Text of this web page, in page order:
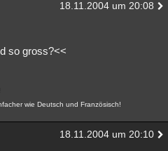
18.11.2004 um 20:08
so gross?<<
wie Deutsch und Französisch!
18.11.2004 um 20:10